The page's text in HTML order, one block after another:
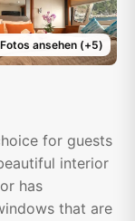
Fotos ansehen(+5)
for guests
interior
has
that are